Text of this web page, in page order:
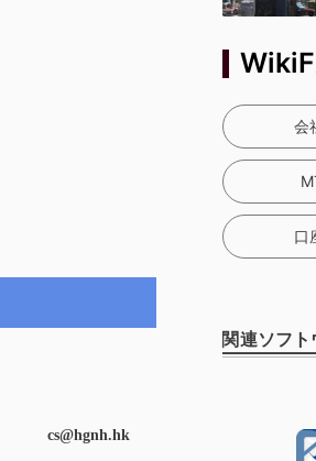
cs@hgnh.hk
会
口
関連ソフト